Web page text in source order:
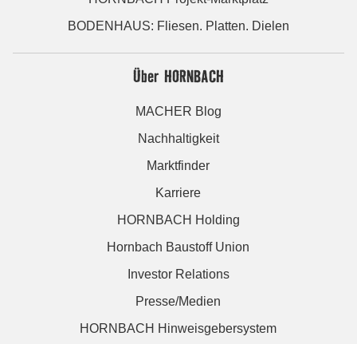
BODENHAUS: Fliesen. Platten. Dielen
Über HORNBACH
MACHER Blog
Nachhaltigkeit
Marktfinder
Karriere
HORNBACH Holding
Hornbach Baustoff Union
Investor Relations
Presse/Medien
HORNBACH Hinweisgebersystem